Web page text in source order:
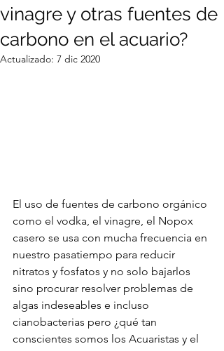
vinagre y otras fuentes de
carbono en el acuario?
Actualizado: 7 dic 2020
El uso de fuentes de carbono orgánico
como el vodka, el vinagre, el Nopox
casero se usa con mucha frecuencia en
nuestro pasatiempo para reducir
nitratos y fosfatos y no solo bajarlos
sino procurar resolver problemas de
algas indeseables e incluso
cianobacterias pero ¿qué tan
conscientes somos los Acuaristas y el